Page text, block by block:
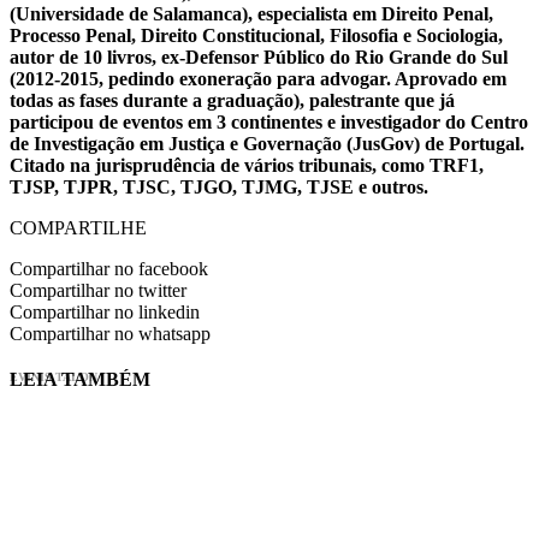
(Universidade de Salamanca), especialista em Direito Penal,
Processo Penal, Direito Constitucional, Filosofia e Sociologia,
autor de 10 livros, ex-Defensor Público do Rio Grande do Sul
(2012-2015, pedindo exoneração para advogar. Aprovado em
todas as fases durante a graduação), palestrante que já
participou de eventos em 3 continentes e investigador do Centro
de Investigação em Justiça e Governação (JusGov) de Portugal.
Citado na jurisprudência de vários tribunais, como TRF1,
TJSP, TJPR, TJSC, TJGO, TJMG, TJSE e outros.
COMPARTILHE
Compartilhar no facebook
Compartilhar no twitter
Compartilhar no linkedin
Compartilhar no whatsapp
EVINIS TALON
LEIA TAMBÉM